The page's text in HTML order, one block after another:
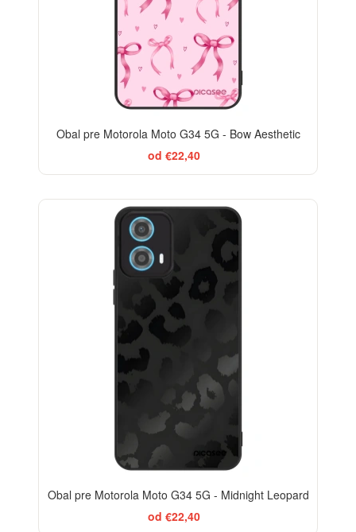
Obal pre Motorola Moto G34 5G - Bow Aesthetic
od €22,40
Obal pre Motorola Moto G34 5G - Midnight Leopard
od €22,40